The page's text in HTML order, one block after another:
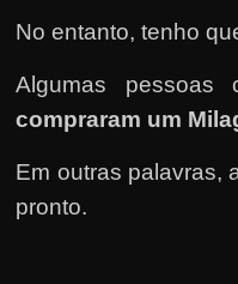
No entanto, tenho
Algumas pessoas
compraram um
Em outras palavras,
pronto.